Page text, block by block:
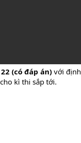
(có đáp án) với định
kì thi sắp tới.